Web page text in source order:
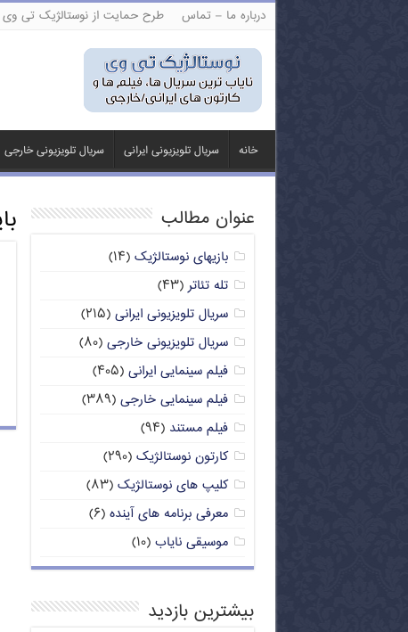
درباره ما – تماس طرح حمایت از نوستالژیک تی وی
خانه سریال تلویزیونی ایرانی سریال تلویزیونی خارجی
عنوان مطالب
بازیهای نوستالژیک (۱۴)
تله تئاتر(۴۳)
سریال تلویزیونی ایرانی (۲۱۵)
سریال تلویزیونی خارجی (۸۰)
فیلم سینمایی ایرانی (۴۰۵)
فیلم سینمایی خارجی (۳۸۹)
فیلم مستند (۹۴)
کارتون نوستالژیک (۲۹۰)
کلیپ های نوستالژیک (۸۳)
معرفی برنامه های آینده (۶)
موسیقی نایاب (۱۰)
بیشترین بازدید